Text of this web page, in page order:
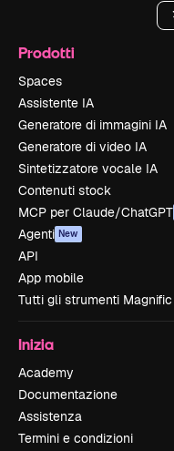
Prodotti
Spaces
Assistente IA
Generatore di immagini IA
Generatore di video IA
Sintetizzatore vocale IA
Contenuti stock
MCP per Claude/ChatGPT
Agenti New
API
App mobile
Tutti gli strumenti Magnific
Inizia
Academy
Documentazione
Assistenza
Termini e condizioni